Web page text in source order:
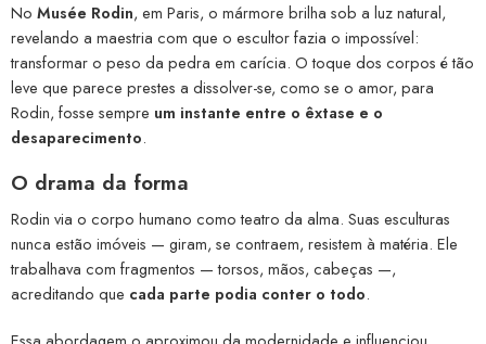
No Musée Rodin, em Paris, o mármore brilha sob a luz natural,
revelando a maestria com que o escultor fazia o impossível:
transformar o peso da pedra em carícia. O toque dos corpos é tão
leve que parece prestes a dissolver-se, como se o amor, para
Rodin, fosse sempre um instante entre o êxtase e o
desaparecimento.
O drama da forma
Rodin via o corpo humano como teatro da alma. Suas esculturas
nunca estão imóveis — giram, se contraem, resistem à matéria. Ele
trabalhava com fragmentos — torsos, mãos, cabeças —,
acreditando que cada parte podia conter o todo.